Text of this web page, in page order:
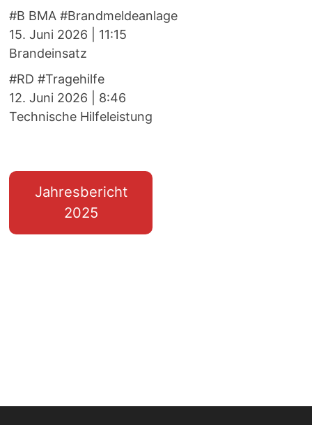
#B BMA #Brandmeldeanlage
15. Juni 2026
11:15
Brandeinsatz
#RD #Tragehilfe
12. Juni 2026
8:46
Technische Hilfeleistung
Jahresbericht
2025